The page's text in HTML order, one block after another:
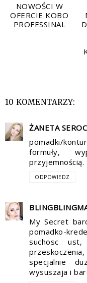
NOWOŚCI W
OFERCIE KOBO
PROFESSINAL
10 KOMENTARZY:
ŻANETA
pomadki/
formuły,
przyjemnością.
ODPOWIEDZ
My Secret
pomadko-
suchosc
specjalnie
wysuszaja i